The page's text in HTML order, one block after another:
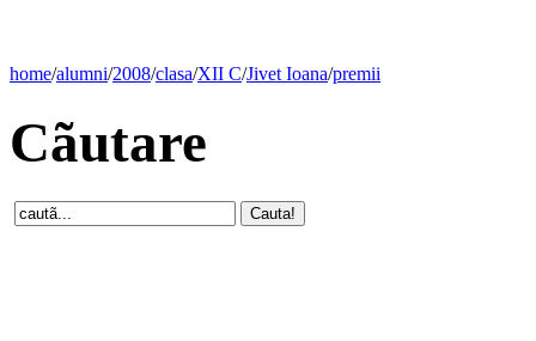
home/alumni/2008/clasa/XII C/Jivet Ioana/premii
Cãutare